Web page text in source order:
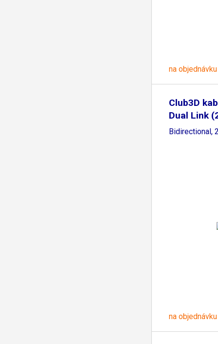
na objednávku
Club3D
Dual Link
Bidirectional,
na objednávku